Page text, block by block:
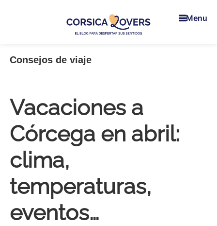
Lovers
despertar
Córcega
-
blog
Claire
y
Manu
Menu
Consejos de viaje
Vacaciones a
Córcega en abril:
clima,
temperaturas,
eventos…